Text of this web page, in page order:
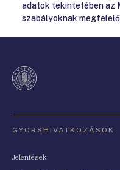
adatok tekintetében az
szabályoknak
GYORSHIVATKOZÁSOK
Jelentések